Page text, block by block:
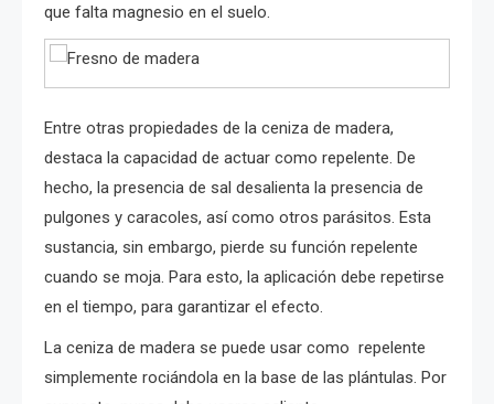
que falta magnesio en el suelo.
Entre otras propiedades de la ceniza de madera,
destaca la capacidad de actuar como repelente. De
hecho, la presencia de sal desalienta la presencia de
pulgones y caracoles, así como otros parásitos. Esta
sustancia, sin embargo, pierde su función repelente
cuando se moja. Para esto, la aplicación debe repetirse
en el tiempo, para garantizar el efecto.
La ceniza de madera se puede usar como repelente
simplemente rociándola en la base de las plántulas. Por